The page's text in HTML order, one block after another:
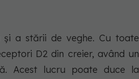
și a stării de veghe. Cu toate
D2 din creier, având un
Acest lucru poate duce la